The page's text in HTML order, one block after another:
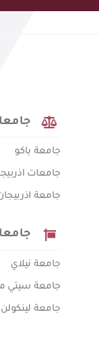
جامعة باكو
جامعات
جامعة
جامعة نيلاي
جامعة سيتي
جامعة لينكولن